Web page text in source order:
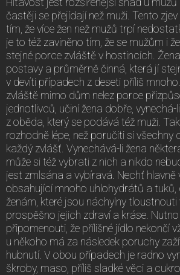
častěji se přejídají než muži. Tento
tím, že více žen než mužů trpí
je to též zaviněno tím, že se mužům i
stejné porce zvláště v hostincích.
postavy a průměrně činná, která jí
v devíti případech z deseti příliš
zvláště mimo dům nelez porce
jednotlivců, učiní žena dobře, vynechá-
z oběda, který se podává též muži.
rozhodně lépe, než poručiti si všechny
každý zvlášť. Vynechává-li žena
může si též vybrati z nich a nikdo
jest zmlsána a vybíravá. Nechť hlavně
obsahující mnoho uhlohydrátů a tuků,
ženám, které jsou náchylny tloustnouti
prospěšno jejich zdraví a kráse.
připomenouti, že přílišné jídlo nekončí
u někoho má za následek poruchy
hubnutí. V obou případech je radno
škroby, maso, příliš sladké věci a